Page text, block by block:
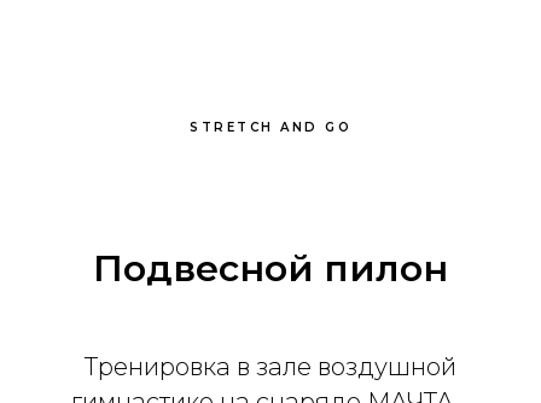
STRETCH AND GO
Подвесной пилон
Тренировка в зале воздушной